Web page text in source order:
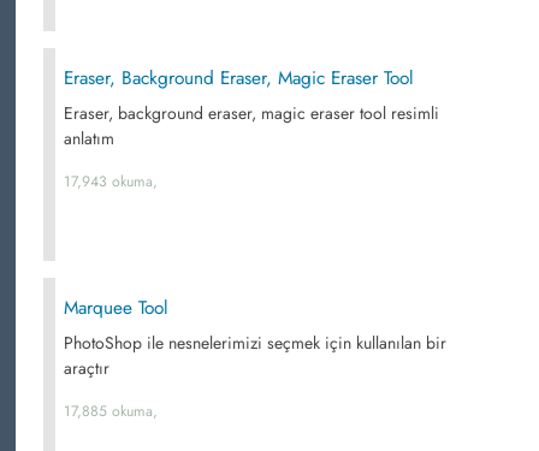
Eraser, Background Eraser, Magic Eraser Tool
Eraser, background eraser, magic eraser tool resimli
anlatım
17,943 okuma,
Marquee Tool
PhotoShop ile nesnelerimizi seçmek için kullanılan bir
araçtır
17,885 okuma,